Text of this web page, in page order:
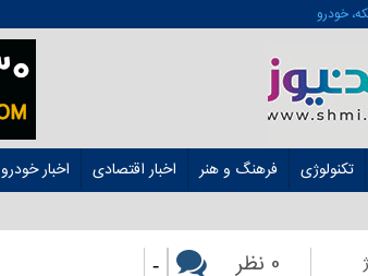
خودرو
تکنولوژی فرهنگ و هنر اخبار اقتصادی اخبار خودرو
0 نظر -